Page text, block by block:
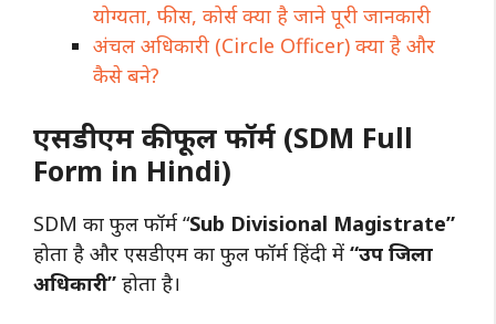
योग्यता, फीस, कोर्स क्या है जाने पूरी जानकारी
अंचल अधिकारी (Circle Officer) क्या है और
कैसे बने?
एसडीएम की फूल फॉर्म (SDM Full
Form in Hindi)
SDM का फुल फॉर्म “Sub Divisional Magistrate”
होता है और एसडीएम का फुल फॉर्म हिंदी में “उप जिला
अधिकारी” होता है।